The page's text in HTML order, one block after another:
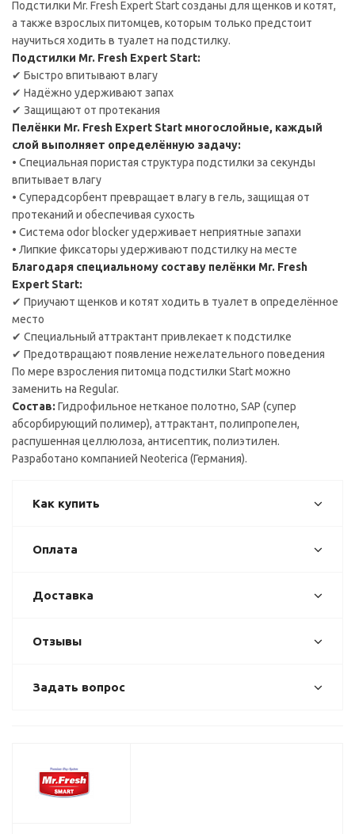
Подстилки Mr. Fresh Expert Start созданы для щенков и котят,
а также взрослых питомцев, которым только предстоит
научиться ходить в туалет на подстилку.
Подстилки Mr. Fresh Expert Start:
✔ Быстро впитывают влагу
✔ Надёжно удерживают запах
✔ Защищают от протекания
Пелёнки Mr. Fresh Expert Start многослойные, каждый
слой выполняет определённую задачу:
• Специальная пористая структура подстилки за секунды
впитывает влагу
• Суперадсорбент превращает влагу в гель, защищая от
протеканий и обеспечивая сухость
• Система odor blocker удерживает неприятные запахи
• Липкие фиксаторы удерживают подстилку на месте
Благодаря специальному составу пелёнки Mr. Fresh
Expert Start:
✔ Приучают щенков и котят ходить в туалет в определённое
место
✔ Специальный аттрактант привлекает к подстилке
✔ Предотвращают появление нежелательного поведения
По мере взросления питомца подстилки Start можно
заменить на Regular.
Состав: Гидрофильное нетканое полотно, SAP (супер
абсорбирующий полимер), аттрактант, полипропелен,
распушенная целлюлоза, антисептик, полиэтилен.
Разработано компанией Neoterica (Германия).
Как купить
Оплата
Доставка
Отзывы
Задать вопрос